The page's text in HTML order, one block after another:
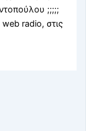
;;;;;
radio, στις